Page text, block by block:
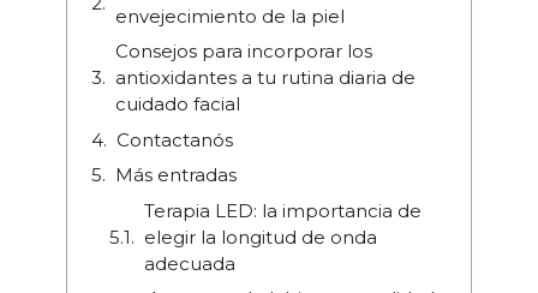
envejecimiento de la piel
Consejos para incorporar los
antioxidantes a tu rutina diaria de
cuidado facial
Contactanós
Más entradas
Terapia LED: la importancia de
elegir la longitud de onda
adecuada